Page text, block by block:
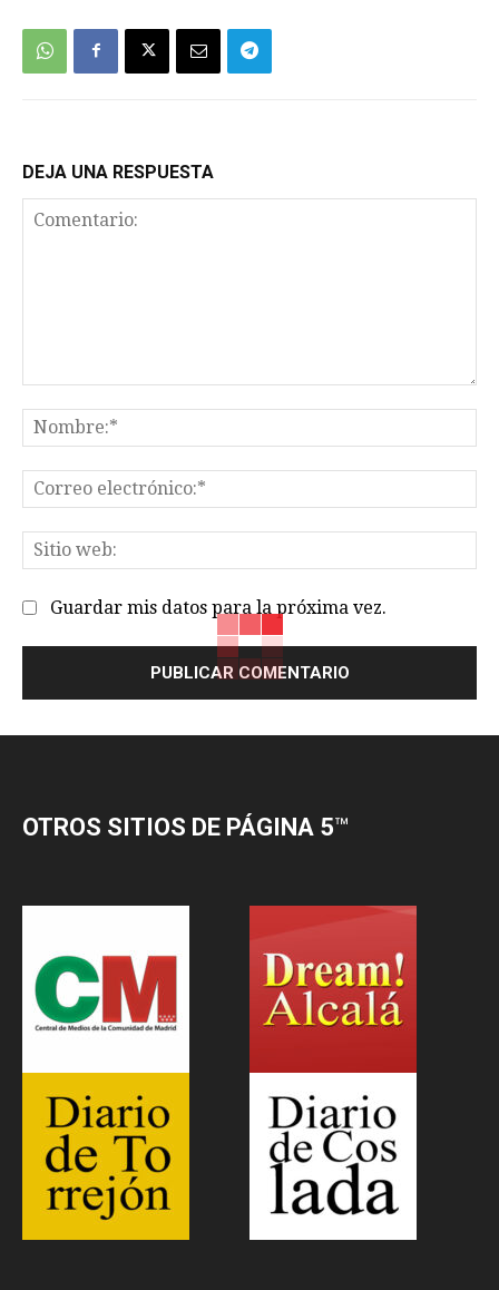
DEJA UNA RESPUESTA
Guardar mis datos para la próxima vez.
OTROS SITIOS DE PÁGINA 5™